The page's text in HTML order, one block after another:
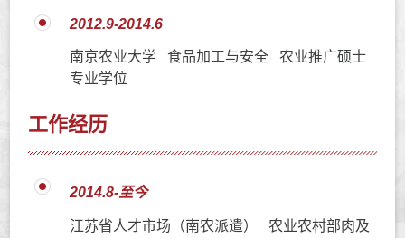
2012.9-2014.6
南京农业大学 食品加工与安全 农业推广硕士
专业学位
工作经历
2014.8-至今
江苏省人才市场（南农派遣） 农业农村部肉及